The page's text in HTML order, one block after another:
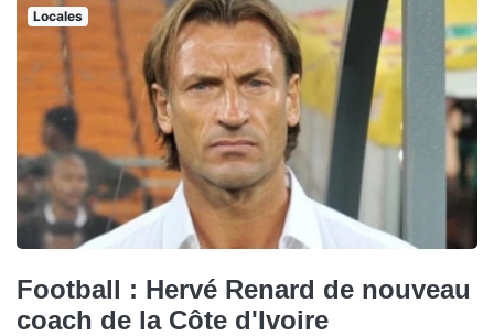
Locales
Football : Hervé Renard de nouveau
coach de la Côte d'Ivoire